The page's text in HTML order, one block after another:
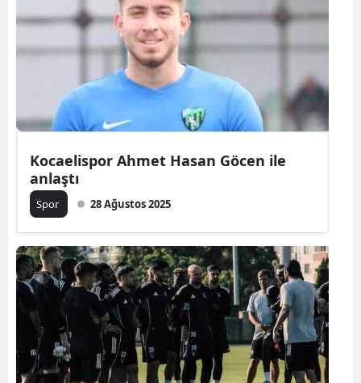
Kocaelispor Ahmet Hasan Göcen ile
anlaştı
Spor 28 Ağustos 2025